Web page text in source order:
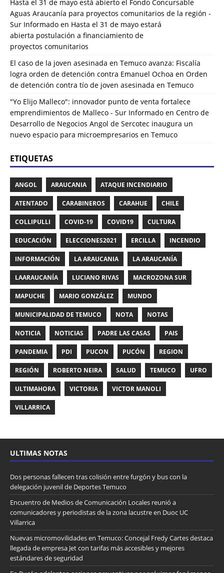
Hasta el 31 de mayo está abierto el Fondo Concursable
Aguas Araucanía para proyectos comunitarios de la región -
Sur Informado en Hasta el 31 de mayo estará
abierta postulación a financiamiento de
proyectos comunitarios
El caso de la joven asesinada en Temuco avanza: Fiscalía
logra orden de detención contra Emanuel Ochoa en Orden
de detención contra tío de joven asesinada en Temuco
"Yo Elijo Malleco": innovador punto de venta fortalece
emprendimientos de Malleco - Sur Informado en Centro de
Desarrollo de Negocios Angol de Sercotec inaugura un
nuevo espacio para microempresarios en Temuco
ETIQUETAS
ANGOL ARAUCANIA ATAQUE INCENDIARIO
ATENTADO CARABINEROS CARAHUE CHILE
COLLIPULLI COVID-19 COVID19 CULTURA
EDUCACIÓN ELECCIONES2021 ERCILLA INCENDIO
INFORMACIÓN LA ARAUCANIA LA ARAUCANÍA
LAARAUCANÍA LUCIANO RIVAS MACROZONA SUR
MAPUCHE MARIO GONZÁLEZ MUNDO
MUNICIPALIDAD DE TEMUCO NOTA NOTAS
NOTICIA NOTICIAS PADRE LAS CASAS PAIS
PANDEMIA PDI PUCON PUCÓN REGION
REGIÓN ROBERTO NEIRA SALUD TEMUCO UFRO
ULTIMAHORA VICTORIA VICTOR MANOLI
VILLARRICA
ULTIMAS NOTAS
Dos personas fallecen tras colisión entre furgón y bus con la
delegación juvenil de Deportes Temuco
Encuentro de Medios de Comunicación Locales reunió a
comunicadores y periodistas de la zona lacustre en Duoc UC
Villarrica
Nuevas micromovilidades en Temuco: Concejal Fredy Cartes destaca
llegada de empresa Jet con tarifas más accesibles y mejores
estándares de seguridad